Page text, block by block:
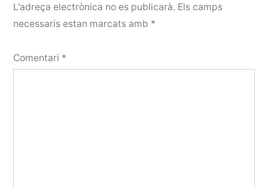
L'adreça electrònica no es publicarà. Els camps
necessaris estan marcats amb *
Comentari *